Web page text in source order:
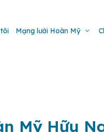
Mạng lưới Hoàn Mỹ
Mỹ Hữu